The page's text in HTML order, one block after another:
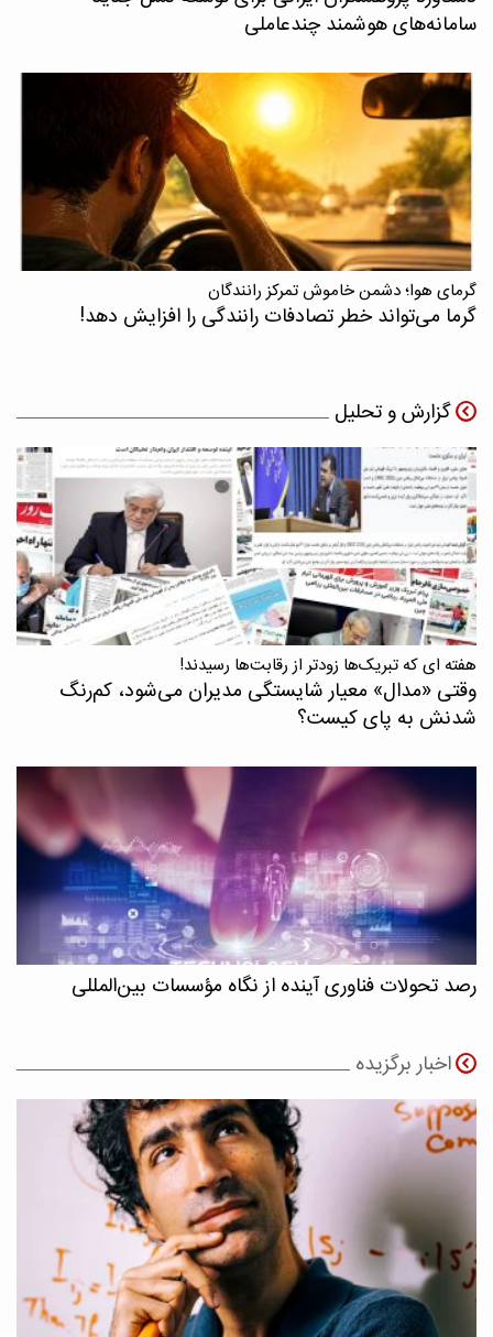
سامانه‌های هوشمند چندعاملی
گرمای هوا؛ دشمن خاموش تمرکز رانندگان
گرما می‌تواند خطر تصادفات رانندگی را افزایش دهد!
گزارش و تحلیل
هفته ای که تبریک‌ها زودتر از رقابت‌ها رسیدند!
وقتی «مدال‌» معیار شایستگی مدیران می‌شود، کم‌رنگ
شدنش به پای کیست؟
رصد تحولات فناوری آینده از نگاه مؤسسات بین‌المللی
اخبار برگزیده